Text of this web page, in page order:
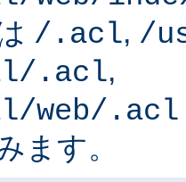
/.acl, /
.acl,
web/.acl
ます。